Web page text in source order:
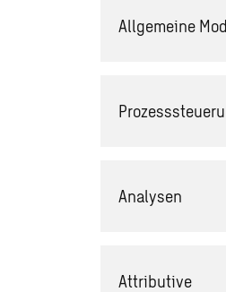
Allgemeine
Analysen
Attributive